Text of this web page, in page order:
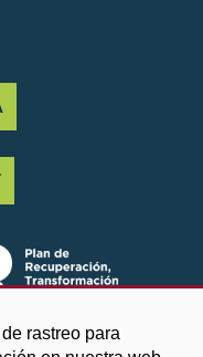
rastreo para